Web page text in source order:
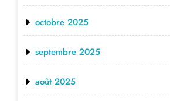
octobre 2025
septembre 2025
août 2025